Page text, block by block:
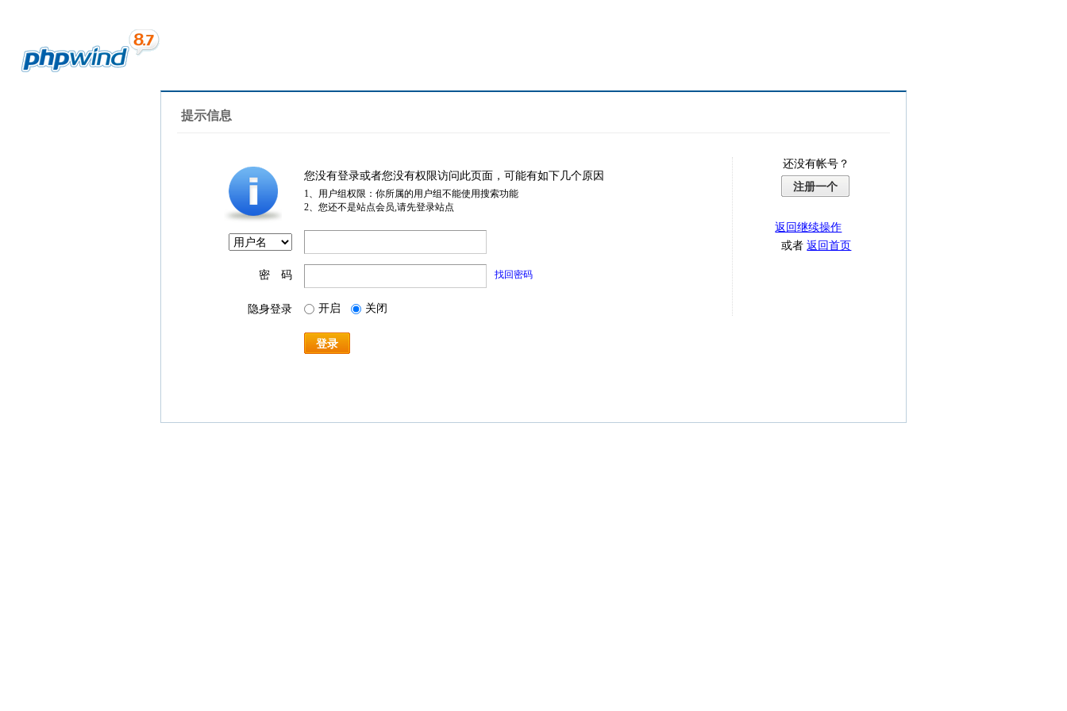
提示信息
您没有登录或者您没有权限访问此页面，可能有如下几个原因
1、用户组权限：你所属的用户组不能使用搜索功能
2、您还不是站点会员,请先登录站点
密 码 找回密码
隐身登录 开启 关闭
登录
还没有帐号？
注册一个
返回继续操作
或者返回首页